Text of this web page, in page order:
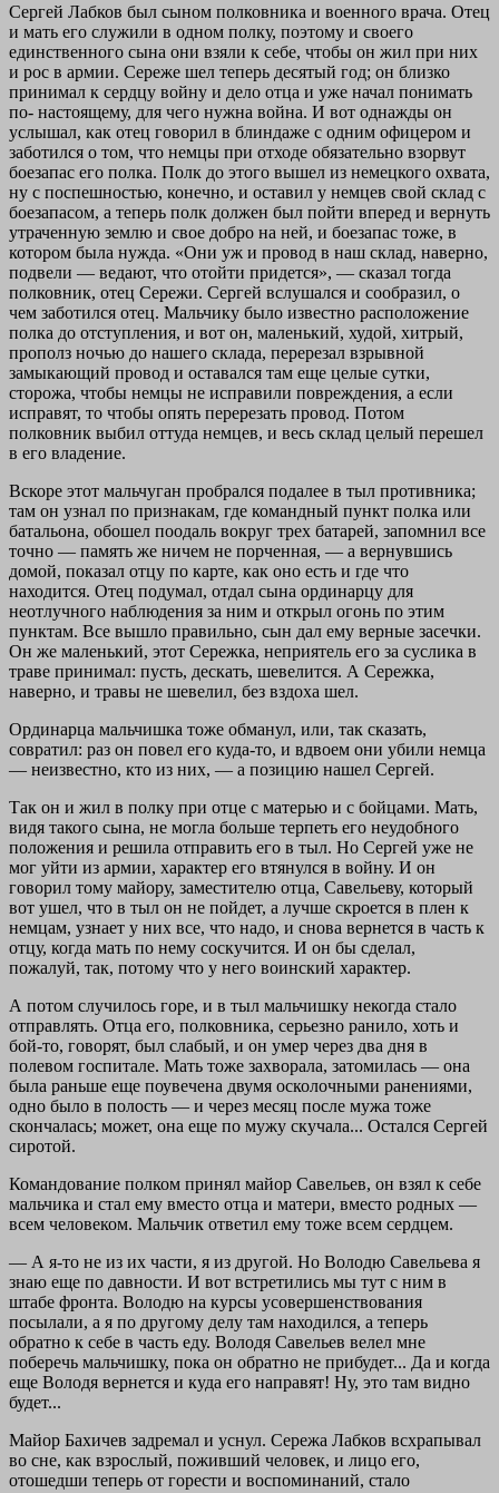
Сергей Лабков был сыном полковника и военного врача. Отец
и мать его служили в одном полку, поэтому и своего
единственного сына они взяли к себе, чтобы он жил при них
и рос в армии. Сереже шел теперь десятый год; он близко
принимал к сердцу войну и дело отца и уже начал понимать
по- настоящему, для чего нужна война. И вот однажды он
услышал, как отец говорил в блиндаже с одним офицером и
заботился о том, что немцы при отходе обязательно взорвут
боезапас его полка. Полк до этого вышел из немецкого охвата,
ну с поспешностью, конечно, и оставил у немцев свой склад с
боезапасом, а теперь полк должен был пойти вперед и вернуть
утраченную землю и свое добро на ней, и боезапас тоже, в
котором была нужда. «Они уж и провод в наш склад, наверно,
подвели — ведают, что отойти придется», — сказал тогда
полковник, отец Сережи. Сергей вслушался и сообразил, о
чем заботился отец. Мальчику было известно расположение
полка до отступления, и вот он, маленький, худой, хитрый,
прополз ночью до нашего склада, перерезал взрывной
замыкающий провод и оставался там еще целые сутки,
сторожа, чтобы немцы не исправили повреждения, а если
исправят, то чтобы опять перерезать провод. Потом
полковник выбил оттуда немцев, и весь склад целый перешел
в его владение.
Вскоре этот мальчуган пробрался подалее в тыл противника;
там он узнал по признакам, где командный пункт полка или
батальона, обошел поодаль вокруг трех батарей, запомнил все
точно — память же ничем не порченная, — а вернувшись
домой, показал отцу по карте, как оно есть и где что
находится. Отец подумал, отдал сына ординарцу для
неотлучного наблюдения за ним и открыл огонь по этим
пунктам. Все вышло правильно, сын дал ему верные засечки.
Он же маленький, этот Сережка, неприятель его за суслика в
траве принимал: пусть, дескать, шевелится. А Сережка,
наверно, и травы не шевелил, без вздоха шел.
Ординарца мальчишка тоже обманул, или, так сказать,
совратил: раз он повел его куда-то, и вдвоем они убили немца
— неизвестно, кто из них, — а позицию нашел Сергей.
Так он и жил в полку при отце с матерью и с бойцами. Мать,
видя такого сына, не могла больше терпеть его неудобного
положения и решила отправить его в тыл. Но Сергей уже не
мог уйти из армии, характер его втянулся в войну. И он
говорил тому майору, заместителю отца, Савельеву, который
вот ушел, что в тыл он не пойдет, а лучше скроется в плен к
немцам, узнает у них все, что надо, и снова вернется в часть к
отцу, когда мать по нему соскучится. И он бы сделал,
пожалуй, так, потому что у него воинский характер.
А потом случилось горе, и в тыл мальчишку некогда стало
отправлять. Отца его, полковника, серьезно ранило, хоть и
бой-то, говорят, был слабый, и он умер через два дня в
полевом госпитале. Мать тоже захворала, затомилась — она
была раньше еще поувечена двумя осколочными ранениями,
одно было в полость — и через месяц после мужа тоже
скончалась; может, она еще по мужу скучала... Остался Сергей
сиротой.
Командование полком принял майор Савельев, он взял к себе
мальчика и стал ему вместо отца и матери, вместо родных —
всем человеком. Мальчик ответил ему тоже всем сердцем.
— А я-то не из их части, я из другой. Но Володю Савельева я
знаю еще по давности. И вот встретились мы тут с ним в
штабе фронта. Володю на курсы усовершенствования
посылали, а я по другому делу там находился, а теперь
обратно к себе в часть еду. Володя Савельев велел мне
поберечь мальчишку, пока он обратно не прибудет... Да и когда
еще Володя вернется и куда его направят! Ну, это там видно
будет...
Майор Бахичев задремал и уснул. Сережа Лабков всхрапывал
во сне, как взрослый, поживший человек, и лицо его,
отошедши теперь от горести и воспоминаний, стало